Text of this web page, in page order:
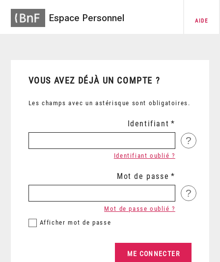
Espace Personnel AIDE
VOUS AVEZ DÉJÀ UN COMPTE ?
Les champs avec un astérisque sont obligatoires.
Identifiant
?
Identifiant oublié ?
Mot de passe
?
Afficher mot de passe
Mot de passe oublié ?